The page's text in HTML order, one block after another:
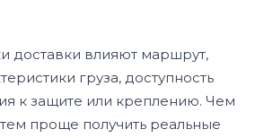
доставки влияют маршрут,
груза, доступность
к защите или креплению. Чем
проще получить реальные